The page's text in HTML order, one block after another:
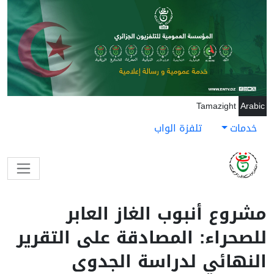
تجاوز إلى المحتوى الرئيسي
Arabic
Tamazight
خدمات تلفزة الواب
مشروع أنبوب الغاز العابر
للصحراء: المصادقة على التقرير
النهائي لدراسة الجدوى